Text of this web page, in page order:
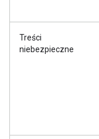
Treści
niebezpieczne